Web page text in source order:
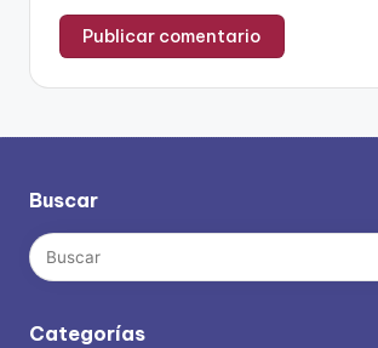
Buscar
Categorías